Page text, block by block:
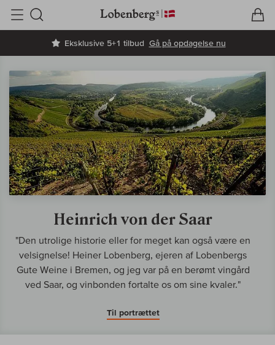
Eksklusive 5+1 tilbud Gå på opdagelse nu
Søg
Heinrich von der Saar
"Den utrolige historie eller for meget kan også være en
velsignelse! Heiner Lobenberg, ejeren af Lobenbergs
Gute Weine i Bremen, og jeg var på en berømt vingård
ved Saar, og vinbonden fortalte os om sine kvaler."
Til portrættet